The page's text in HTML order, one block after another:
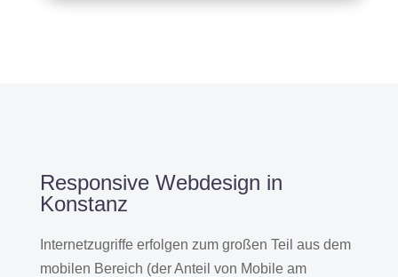
Responsive Webdesign in
Konstanz
Internetzugriffe erfolgen zum großen Teil aus dem
mobilen Bereich (der Anteil von Mobile am